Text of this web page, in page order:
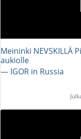
Meininki NEVSKILLÄ
aukiolle
― IGOR in Russia